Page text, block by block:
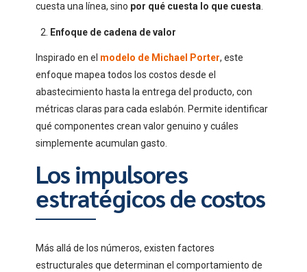
cuesta una línea, sino por qué cuesta lo que cuesta.
Enfoque de cadena de valor
Inspirado en el modelo de Michael Porter, este
enfoque mapea todos los costos desde el
abastecimiento hasta la entrega del producto, con
métricas claras para cada eslabón. Permite identificar
qué componentes crean valor genuino y cuáles
simplemente acumulan gasto.
Los impulsores
estratégicos de costos
Más allá de los números, existen factores
estructurales que determinan el comportamiento de